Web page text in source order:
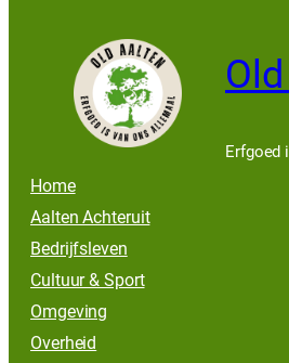
Erfgoed
Home
Aalten Achteruit
Bedrijfsleven
Cultuur & Sport
Omgeving
Overheid